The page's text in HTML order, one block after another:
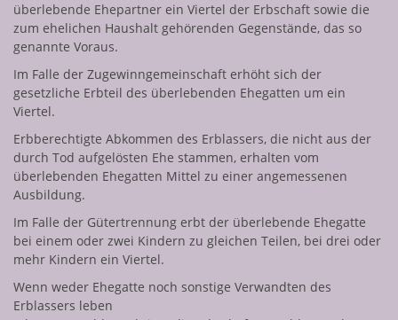
überlebende Ehepartner ein Viertel der Erbschaft sowie die
zum ehelichen Haushalt gehörenden Gegenstände, das so
genannte Voraus.
Im Falle der Zugewinngemeinschaft erhöht sich der
gesetzliche Erbteil des überlebenden Ehegatten um ein
Viertel.
Erbberechtigte Abkommen des Erblassers, die nicht aus der
durch Tod aufgelösten Ehe stammen, erhalten vom
überlebenden Ehegatten Mittel zu einer angemessenen
Ausbildung.
Im Falle der Gütertrennung erbt der überlebende Ehegatte
bei einem oder zwei Kindern zu gleichen Teilen, bei drei oder
mehr Kindern ein Viertel.
Wenn weder Ehegatte noch sonstige Verwandten des
Erblassers leben